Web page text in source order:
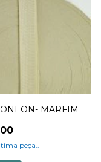
MARFIM
peça..